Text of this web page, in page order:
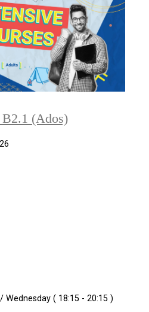
B2.1 (Ados)
Wednesday ( 18:15 - 20:15 )